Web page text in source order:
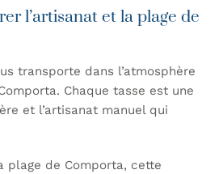
l’artisanat et la plage de
transporte dans l’atmosphère
Chaque tasse est une
et l’artisanat manuel qui
de Comporta, cette